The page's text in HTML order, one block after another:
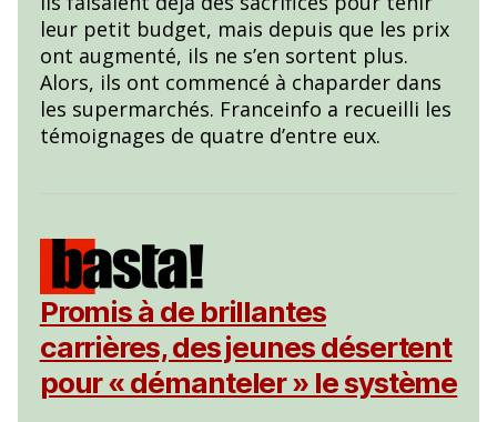
leur petit budget, mais depuis que les prix
ont augmenté, ils ne s’en sortent plus.
Alors, ils ont commencé à chaparder dans
les supermarchés. Franceinfo a recueilli les
témoignages de quatre d’entre eux.
Promis à de brillantes
carrières, des jeunes désertent
pour « démanteler » le système